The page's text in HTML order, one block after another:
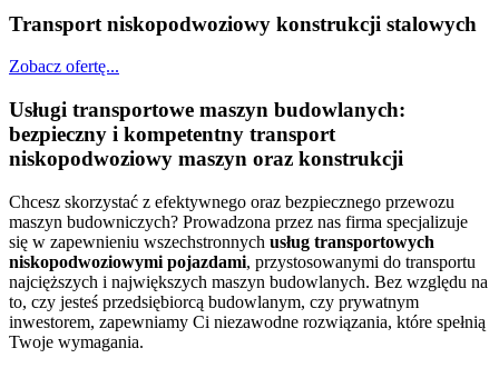
Transport niskopodwoziowy konstrukcji stalowych
Zobacz ofertę...
Usługi transportowe maszyn budowlanych:
bezpieczny i kompetentny transport
niskopodwoziowy maszyn oraz konstrukcji
Chcesz skorzystać z efektywnego oraz bezpiecznego przewozu
maszyn budowniczych? Prowadzona przez nas firma specjalizuje
się w zapewnieniu wszechstronnych usług transportowych
niskopodwoziowymi pojazdami, przystosowanymi do transportu
najcięższych i największych maszyn budowlanych. Bez względu na
to, czy jesteś przedsiębiorcą budowlanym, czy prywatnym
inwestorem, zapewniamy Ci niezawodne rozwiązania, które spełnią
Twoje wymagania.